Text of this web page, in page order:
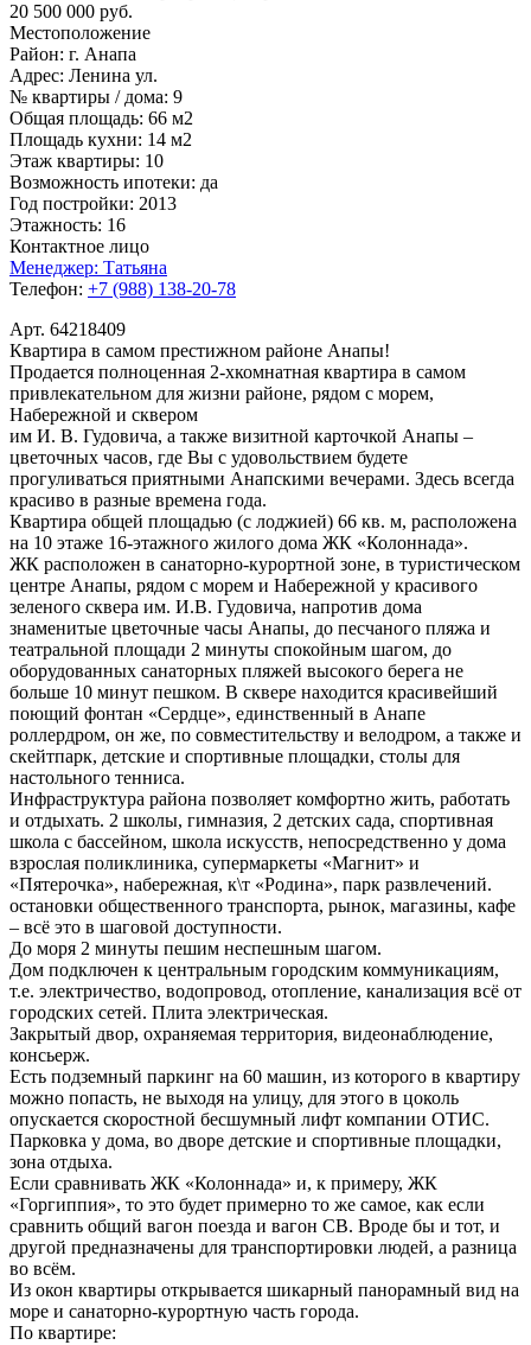
20 500 000 руб.
Местоположение
Район: г. Анапа
Адрес: Ленина ул.
№ квартиры / дома: 9
Общая площадь: 66 м2
Площадь кухни: 14 м2
Этаж квартиры: 10
Возможность ипотеки: да
Год постройки: 2013
Этажность: 16
Контактное лицо
Менеджер: Татьяна
Телефон: +7 (988) 138-20-78
Арт. 64218409
Квартира в самом престижном районе Анапы!
Продается полноценная 2-хкомнатная квартира в самом
привлекательном для жизни районе, рядом с морем,
Набережной и сквером
им И. В. Гудовича, а также визитной карточкой Анапы –
цветочных часов, где Вы с удовольствием будете
прогуливаться приятными Анапскими вечерами. Здесь всегда
красиво в разные времена года.
Квартира общей площадью (с лоджией) 66 кв. м, расположена
на 10 этаже 16-этажного жилого дома ЖК «Колоннада».
ЖК расположен в санаторно-курортной зоне, в туристическом
центре Анапы, рядом с морем и Набережной у красивого
зеленого сквера им. И.В. Гудовича, напротив дома
знаменитые цветочные часы Анапы, до песчаного пляжа и
театральной площади 2 минуты спокойным шагом, до
оборудованных санаторных пляжей высокого берега не
больше 10 минут пешком. В сквере находится красивейший
поющий фонтан «Сердце», единственный в Анапе
роллердром, он же, по совместительству и велодром, а также и
скейтпарк, детские и спортивные площадки, столы для
настольного тенниса.
Инфраструктура района позволяет комфортно жить, работать
и отдыхать. 2 школы, гимназия, 2 детских сада, спортивная
школа с бассейном, школа искусств, непосредственно у дома
взрослая поликлиника, супермаркеты «Магнит» и
«Пятерочка», набережная, к\т «Родина», парк развлечений.
остановки общественного транспорта, рынок, магазины, кафе
– всё это в шаговой доступности.
До моря 2 минуты пешим неспешным шагом.
Дом подключен к центральным городским коммуникациям,
т.е. электричество, водопровод, отопление, канализация всё от
городских сетей. Плита электрическая.
Закрытый двор, охраняемая территория, видеонаблюдение,
консьерж.
Есть подземный паркинг на 60 машин, из которого в квартиру
можно попасть, не выходя на улицу, для этого в цоколь
опускается скоростной бесшумный лифт компании ОТИС.
Парковка у дома, во дворе детские и спортивные площадки,
зона отдыха.
Если сравнивать ЖК «Колоннада» и, к примеру, ЖК
«Горгиппия», то это будет примерно то же самое, как если
сравнить общий вагон поезда и вагон СВ. Вроде бы и тот, и
другой предназначены для транспортировки людей, а разница
во всём.
Из окон квартиры открывается шикарный панорамный вид на
море и санаторно-курортную часть города.
По квартире: